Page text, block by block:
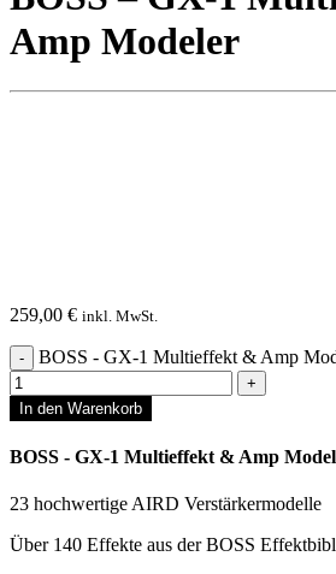
Amp Modeler
259,00 € inkl. MwSt.
BOSS - GX-1 Multieffekt & Amp
In den Warenkorb
BOSS - GX-1 Multieffekt & Amp
23 hochwertige AIRD Verstärkermodelle
Über 140 Effekte aus der BOSS